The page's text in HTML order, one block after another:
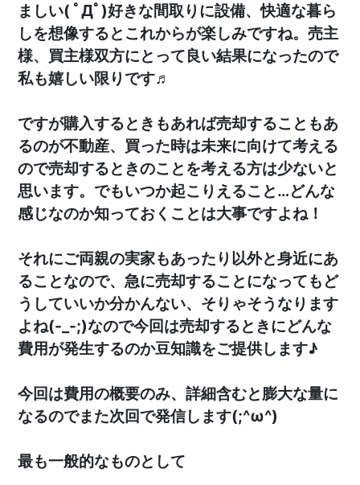
ましい( ﾟДﾟ)好きな間取りに設備、快適な暮ら
しを想像するとこれからが楽しみですね。売主
様、買主様双方にとって良い結果になったので
私も嬉しい限りです♬
ですが購入するときもあれば売却することもあ
るのが不動産、買った時は未来に向けて考える
ので売却するときのことを考える方は少ないと
思います。でもいつか起こりえること…どんな
感じなのか知っておくことは大事ですよね！
それにご両親の実家もあったり以外と身近にあ
ることなので、急に売却することになってもど
うしていいか分かんない、そりゃそうなります
よね(-_-;)なので今回は売却するときにどんな
費用が発生するのか豆知識をご提供します♪
今回は費用の概要のみ、詳細含むと膨大な量に
なるのでまた次回で発信します(;^ω^)
最も一般的なものとして